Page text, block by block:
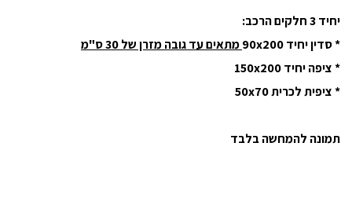
יחיד 3 חלקים הרכב:
* סדין יחיד 90x200
מתאים עד גובה מזרן של 30 ס"מ
* ציפה יחיד 150x200
* ציפית לכרית 50x70
תמונה להמחשה בלבד